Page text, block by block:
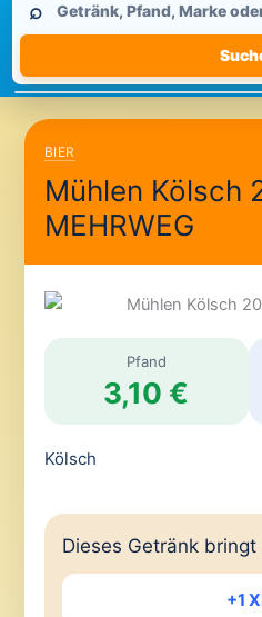
durchsuchen
⌕
BIER
Mühlen Kölsch
MEHRWEG
Pfand
3,10 €
Kölsch
Dieses Getränk bringt
+1